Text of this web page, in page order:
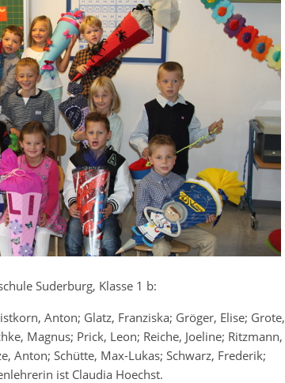
Suderburg, Klasse 1 b:
Anton; Glatz, Franziska; Gröger, Elise; Grote,
Magnus; Prick, Leon; Reiche, Joeline; Ritzmann,
Anton; Schütte, Max-Lukas; Schwarz, Frederik;
ist Claudia Hoechst.